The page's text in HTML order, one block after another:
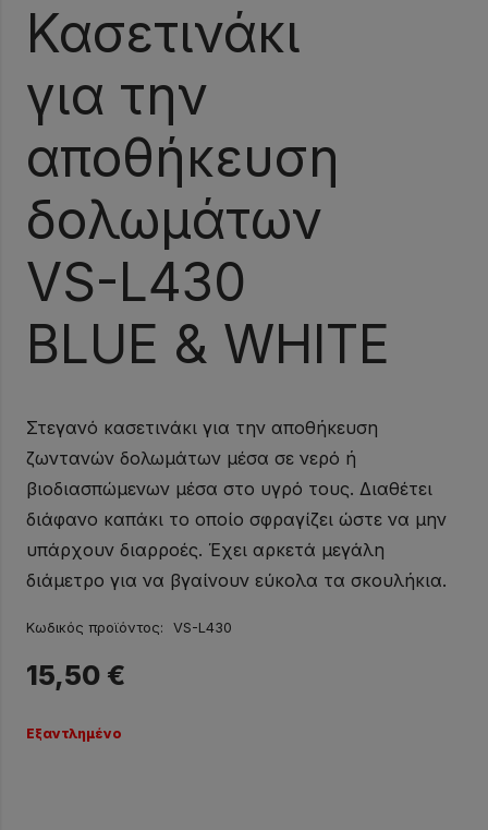
Κασετινάκι
για την
αποθήκευση
δολωμάτων
VS-L430
BLUE & WHITE
Στεγανό κασετινάκι για την αποθήκευση
ζωντανών δολωμάτων μέσα σε νερό ή
βιοδιασπώμενων μέσα στο υγρό τους. Διαθέτει
διάφανο καπάκι το οποίο σφραγίζει ώστε να μην
υπάρχουν διαρροές. Έχει αρκετά μεγάλη
διάμετρο για να βγαίνουν εύκολα τα σκουλήκια.
Κωδικός προϊόντος: VS-L430
15,50 €
Εξαντλημένο